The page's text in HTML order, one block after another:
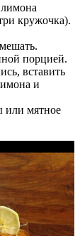
кружочка).
порцией.
вставить
и
или мятное